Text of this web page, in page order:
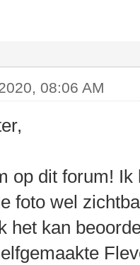
08:06 AM
op dit forum! Ik
foto wel
het kan